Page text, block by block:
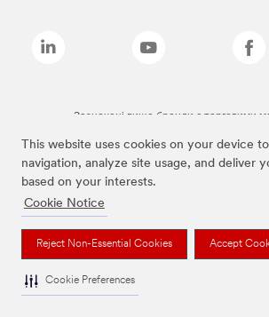
This website uses cookies on your device
navigation, analyze site usage, and deliver
based on your interests.
Cookie Notice
Reject Non-Essential Cookies Accept
Cookie Preferences
Зазначені вище бренди є торговими